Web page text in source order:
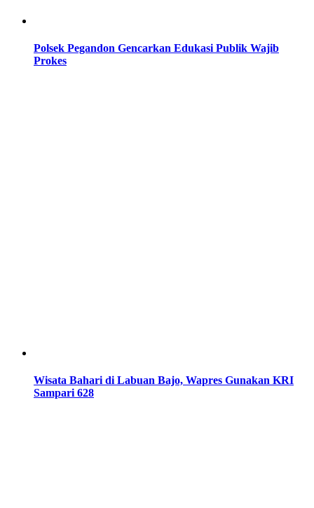
Polsek Pegandon Gencarkan Edukasi Publik Wajib
Prokes
Wisata Bahari di Labuan Bajo, Wapres Gunakan KRI
Sampari 628